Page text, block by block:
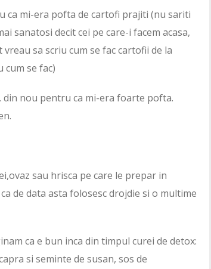
ca mi-era pofta de cartofi prajiti (nu sariti
sanatosi decit cei pe care-i facem acasa,
sa scriu cum se fac cartofii de la
se fac)
din nou pentru ca mi-era foarte pofta.
sau hrisca pe care le prepar in
de data asta folosesc drojdie si o multime
ca e bun inca din timpul curei de detox:
si seminte de susan, sos de